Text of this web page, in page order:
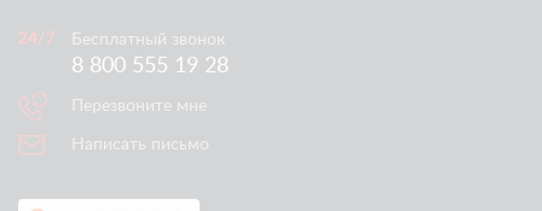
Бесплатный звонок
8 800 555 19 28
Перезвоните мне
Написать письмо